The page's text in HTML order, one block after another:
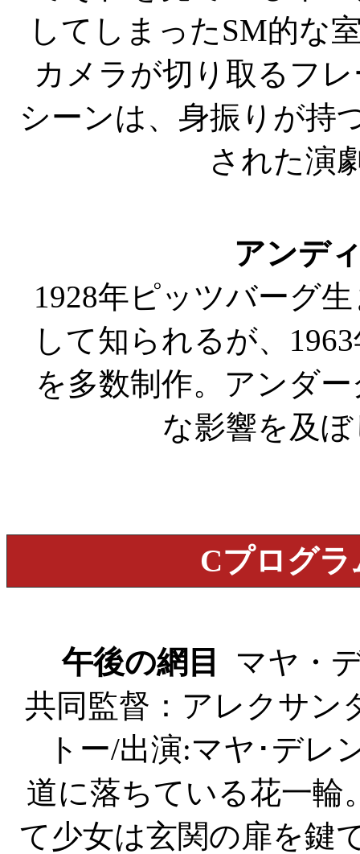
してしまったSM的な
カメラが切り取るフ
シーンは、身振りが持
された演
アンデ
1928年ピッツバーグ
して知られるが、
を多数制作。アンダ
な影響を及
Cプログラ
午後の網目
マヤ・
共同監督：アレクサン
トー/出演:マヤ･デレ
道に落ちている花一輪
て少女は玄関の扉を鍵